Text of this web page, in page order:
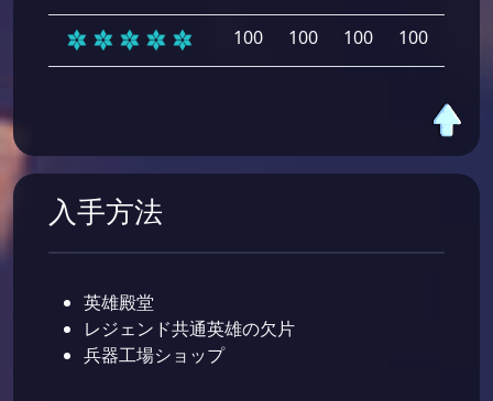
100 100 100 100
入手方法
英雄殿堂
レジェンド共通英雄の欠片
兵器工場ショップ